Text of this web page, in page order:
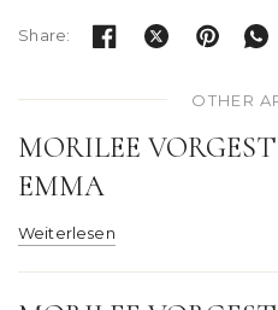
OTHER
MORILEE
EMMA
Weiterlesen
Share: